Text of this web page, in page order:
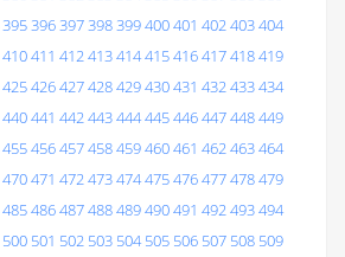
395396397398399400401 402403404
410411 412413414415416417418419
425426427428429430431 432433434
440441 442443444445446447448449
455456457458459460461 462463464
470471 472473474475476477478479
485486487488489490491 492493494
500 501 502 503 504 505 506 507 508 509